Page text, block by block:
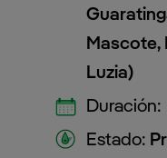
Mascote,
Luzia)
Duración:
Estado: